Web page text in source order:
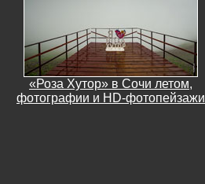
«Роза Хутор» в Сочи летом,
фотографии и HD-фотопейзажи